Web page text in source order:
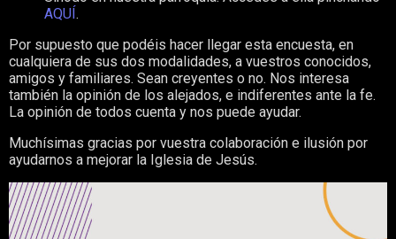
AQUÍ.
Por supuesto que podéis hacer llegar esta encuesta, en
cualquiera de sus dos modalidades, a vuestros conocidos,
amigos y familiares. Sean creyentes o no. Nos interesa
también la opinión de los alejados, e indiferentes ante la fe.
La opinión de todos cuenta y nos puede ayudar.
Muchísimas gracias por vuestra colaboración e ilusión por
ayudarnos a mejorar la Iglesia de Jesús.